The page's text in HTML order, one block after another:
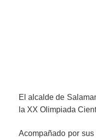
El alcalde de
la XX Olimpiada
Acompañado por